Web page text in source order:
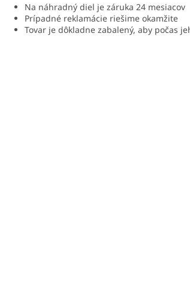
Na náhradný diel je záruka 24 mesiacov
Prípadné reklamácie riešime okamžite
Tovar je dôkladne zabalený, aby počas